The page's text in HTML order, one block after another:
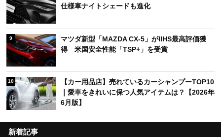
仕様車ナイトシェードも進化
9
マツダ新型「MAZDA CX-5」がIIHS最高評価獲
得 米国安全性能「TSP+」を受賞
10
【カー用品店】売れているカーシャンプーTOP10
｜愛車をきれいに保つ人気アイテムは？【2026年
6月版】
新着記事